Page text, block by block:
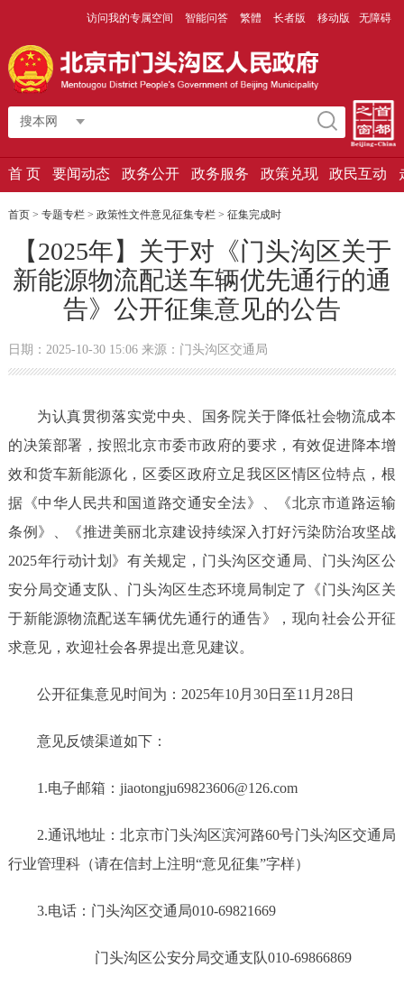
访问我的专属空间 智能问答 繁體 长者版 移动版 无障碍
搜本网
首 页 要闻动态 政务公开 政务服务 政策兑现 政民互动
首页> 专题专栏> 政策性文件意见征集专栏> 征集完成时
【2025年】关于对《门头沟区关于
新能源物流配送车辆优先通行的通
告》公开征集意见的公告
日期：2025-10-30 15:06 来源：门头沟区交通局
为认真贯彻落实党中央、国务院关于降低社会物流成本
的决策部署，按照北京市委市政府的要求，有效促进降本增
效和货车新能源化，区委区政府立足我区区情区位特点，根
据《中华人民共和国道路交通安全法》、《北京市道路运输
条例》、《推进美丽北京建设持续深入打好污染防治攻坚战
2025年行动计划》有关规定， 门头沟区交通局、门头沟区公
安分局交通支队、门头沟区生态环境局制定了《门头沟区关
于新能源物流配送车辆优先通行的通告》， 现向社会公开征
求意见，欢迎社会各界提出意见建议。
公开征集意见时间为： 2025年10月 30日至11 月 28日
意见反馈渠道如下：
1.电子邮箱： jiaotongju69823606@126.com
2.通讯地址：北京市门头沟区滨河路60号门头沟区交通局
行业管理科（请在信封上注明“意见征集”字样）
3.电话：门头沟区交通局010-69821669
门头沟区公安分局交通支队010-69866869